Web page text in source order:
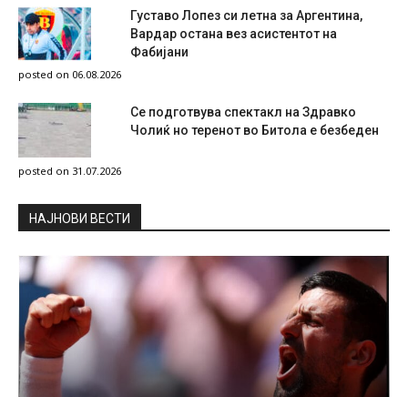
Густаво Лопез си летна за Аргентина,
Вардар остана вез асистентот на
Фабијани
posted on 06.08.2026
Се подготвува спектакл на Здравко
Чолиќ но теренот во Битола е безбеден
posted on 31.07.2026
НAЈНОВИ ВЕСТИ